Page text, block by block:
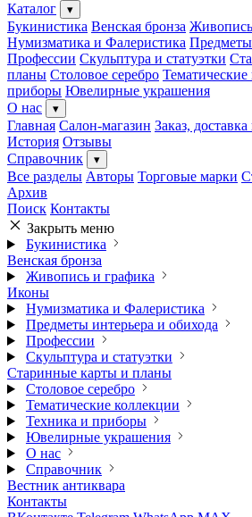
Каталог
▾
Букинистика Венская бронза
Нумизматика и Фалеристика Предметы
Профессии Скульптура и статуэтки
планы Столовое серебро Тематические
приборы Ювелирные украшения
О нас
▾
Главная Салон-магазин Заказ,
История Отзывы
Справочник
▾
Все разделы Авторы Торговые марки
Архив
Поиск Контакты
Закрыть меню
Букинистика
Венская бронза
Живопись и графика
Иконы
Нумизматика и Фалеристика
Предметы интерьера и обихода
Профессии
Скульптура и статуэтки
Старинные карты и планы
Столовое серебро
Тематические коллекции
Техника и приборы
Ювелирные украшения
О нас
Справочник
Вестник антиквара
Контакты